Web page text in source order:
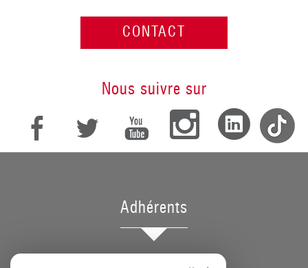
CONTACT
Nous suivre sur
Adhérents